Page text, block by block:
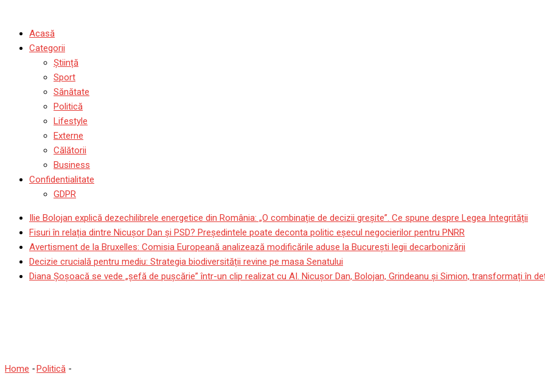
Acasă
Categorii
Știință
Sport
Sănătate
Politică
Lifestyle
Externe
Călătorii
Business
Confidentialitate
GDPR
Ilie Bolojan explică dezechilibrele energetice din România: „O combinație de decizii greșite”. Ce spune despre Legea Integrității
Fisuri în relația dintre Nicușor Dan și PSD? Președintele poate deconta politic eșecul negocierilor pentru PNRR
Avertisment de la Bruxelles: Comisia Europeană analizează modificările aduse la București legii decarbonizării
Decizie crucială pentru mediu: Strategia biodiversității revine pe masa Senatului
Diana Șoșoacă se vede „șefă de pușcărie” într-un clip realizat cu AI. Nicușor Dan, Bolojan, Grindeanu și Simion, transformați în
Home -Politică -